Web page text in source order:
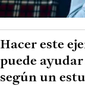
Hacer este
puede
según un